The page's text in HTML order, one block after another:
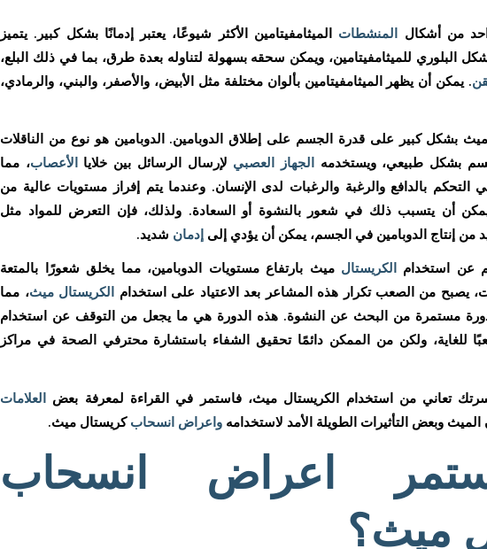
من أشكال المنشطات الميثامفيتامين الأكثر شيوعًا، يعتبر إدمانًا بشكل كبير. يتميز
البلوري للميثامفيتامين، ويمكن سحقه بسهولة لتناوله بعدة طرق، بما في ذلك البلع،
. يمكن أن يظهر الميثامفيتامين بألوان مختلفة مثل الأبيض، والأصفر، والبني، والرمادي،
ميث بشكل كبير على قدرة الجسم على إطلاق الدوبامين. الدوبامين هو نوع من الناقلات
بشكل طبيعي، ويستخدمه الجهاز العصبي لإرسال الرسائل بين خلاياالأعصاب، مما
التحكم بالدافع والرغبة والرغبات لدى الإنسان. وعندما يتم إفراز مستويات عالية من
أن يتسبب ذلك في شعور بالنشوة أو السعادة. ولذلك، فإن التعرض للمواد مثل
من إنتاج الدوبامين في الجسم، يمكن أن يؤدي إلىإدمان شديد.
عن استخدام الكريستال ميث بارتفاع مستويات الدوبامين، مما يخلق شعورًا بالمتعة
يصبح من الصعب تكرار هذه المشاعر بعد الاعتياد على استخدام الكريستال ميث، مما
مستمرة من البحث عن النشوة. هذه الدورة هي ما يجعل من التوقف عن استخدام
للغاية، ولكن من الممكن دائمًا تحقيق الشفاء باستشارة محترفي الصحة في مراكز
تعاني من استخدام الكريستال ميث، فاستمر في القراءة لمعرفة بعض العلامات
الميث وبعض التأثيرات الطويلة الأمد لاستخدامهواعراض انسحاب كريستال ميث.
اعراض انسحاب
ميث؟